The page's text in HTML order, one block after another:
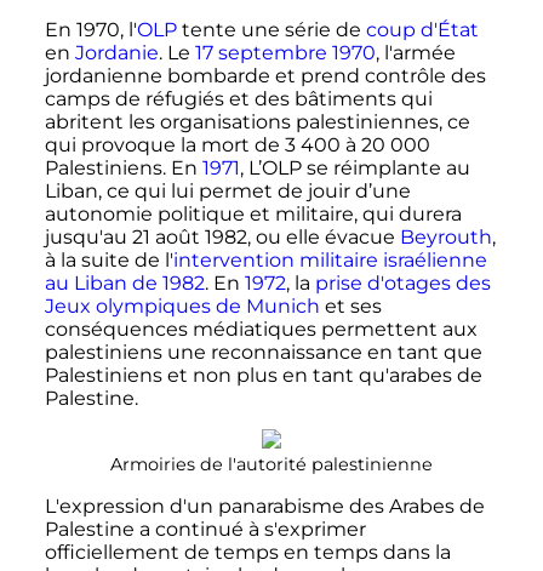
En 1970, l'OLPtente une série de coup d'État
en Jordanie. Le 17 septembre 1970, l'armée
jordanienne bombarde et prend contrôle des
camps de réfugiés et des bâtiments qui
abritent les organisations palestiniennes, ce
qui provoque la mort de 3 400 à 20 000
Palestiniens. En 1971, L’OLP se réimplante au
Liban, ce qui lui permet de jouir d’une
autonomie politique et militaire, qui durera
jusqu'au 21 août 1982, ou elle évacue Beyrouth,
à la suite de l'intervention militaire israélienne
au Liban de 1982. En 1972, la prise d'otages des
Jeux olympiques de Munich et ses
conséquences médiatiques permettent aux
palestiniens une reconnaissance en tant que
Palestiniens et non plus en tant qu'arabes de
Palestine.
Armoiries de l'autorité palestinienne
L'expression d'un panarabisme des Arabes de
Palestine a continué à s'exprimer
officiellement de temps en temps dans la